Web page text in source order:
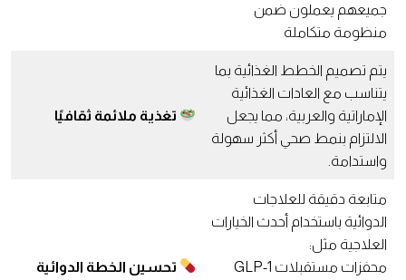
جميعهم يعملون ضمن
منظومة متكاملة
يتم تصميم الخطط الغذائية بما
يتناسب مع العادات الغذائية
الإماراتية والعربية، مما يجعل
الالتزام بنمط صحي أكثر سهولة
واستدامة.
تغذية ملائمة ثقافيًا
متابعة دقيقة للعلاجات
الدوائية باستخدام أحدث الخيارات
العلاجية مثل:
محفزات مستقبلات GLP-1
تحسين الخطة الدوائية